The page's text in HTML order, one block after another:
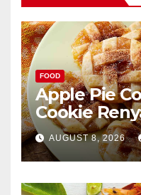
FOOD
Apple Pie
Cookie
AUGUST 8, 2026